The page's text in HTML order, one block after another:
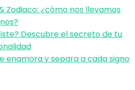
Zodiaco: ¿cómo nos llevamos
Descubre el secreto de tu
enamora y separa a cada signo